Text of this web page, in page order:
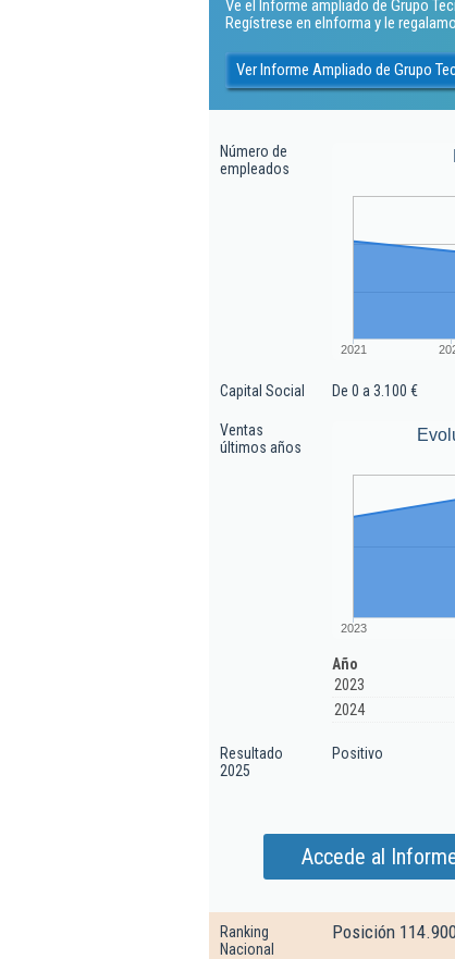
Ve el Informe ampliado de Grupo
Regístrese en eInforma y le
Ver Informe Ampliado de Grupo
Número de
empleados
2021
Capital Social De 0 a 3.100 €
Ventas
últimos años
2023
Año
2023
2024
Resultado
2025
Positivo
Accede al
Ranking
Nacional
Posición